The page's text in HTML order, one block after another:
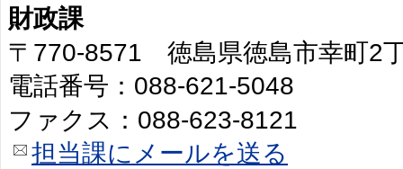
財政課
〒770-8571 徳島県徳島市幸町2
電話番号：088-621-5048
ファクス：088-623-8121
担当課にメールを送る